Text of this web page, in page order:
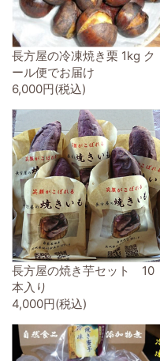
長方屋の冷凍焼き栗 1kg ク
ール便でお届け
6,000円(税込)
長方屋の焼き芋セット 10
本入り
4,000円(税込)